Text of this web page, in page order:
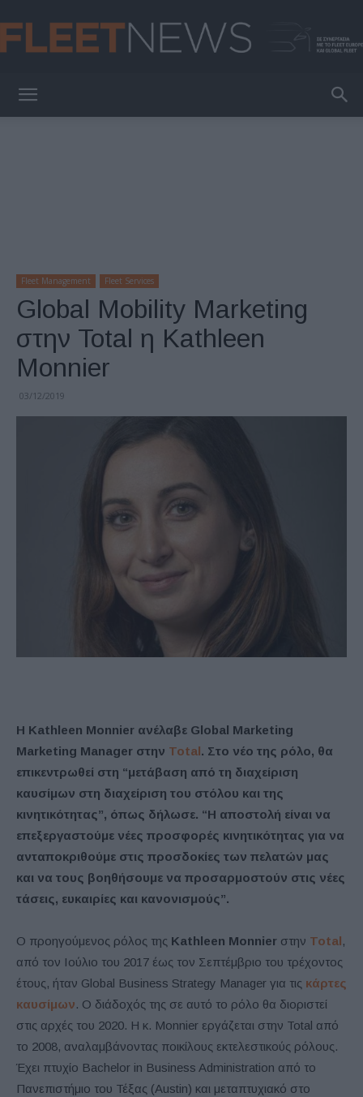
Fleet Management Fleet Services
Global Mobility Marketing
στην Total η Kathleen
Monnier
03/12/2019
Η Kathleen Monnier ανέλαβε Global Marketing
Marketing Manager στην Total . Στο νέο της ρόλο, θα
επικεντρωθεί στη “μετάβαση από τη διαχείριση
καυσίμων στη διαχείριση του στόλου και της
κινητικότητας”, όπως δήλωσε. “Η αποστολή είναι να
επεξεργαστούμε νέες προσφορές κινητικότητας για να
ανταποκριθούμε στις προσδοκίες των πελατών μας
και να τους βοηθήσουμε να προσαρμοστούν στις νέες
τάσεις, ευκαιρίες και κανονισμούς”.
Ο προηγούμενος ρόλος της Kathleen Monnier στην Total ,
από τον Ιούλιο του 2017 έως τον Σεπτέμβριο του τρέχοντος
έτους, ήταν Global Business Strategy Manager για τις κάρτες
καυσίμων. Ο διάδοχός της σε αυτό το ρόλο θα διοριστεί
στις αρχές του 2020. Η κ. Monnier εργάζεται στην Total από
το 2008, αναλαμβάνοντας ποικίλους εκτελεστικούς ρόλους.
Έχει πτυχίο Bachelor in Business Administration από το
Πανεπιστήμιο του Τέξας (Austin) και μεταπτυχιακό στο